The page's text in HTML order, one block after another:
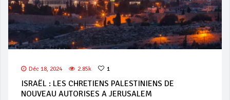
Déc 18, 2024 2.85k 1
ISRAËL : LES CHRETIENS PALESTINIENS DE
NOUVEAU AUTORISES A JERUSALEM